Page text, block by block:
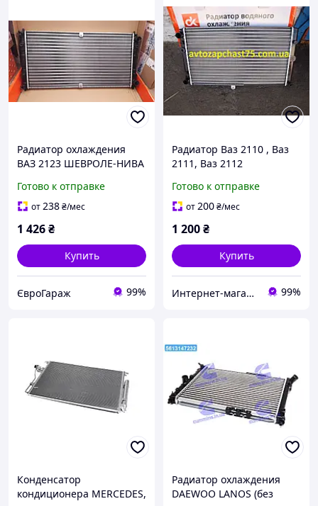
Радиатор охлаждения
ВАЗ 2123 ШЕВРОЛЕ-НИВА
1301012
Готово к отправке
от238₴/мес
1 426₴
Купить
ЄвроГараж 99%
Радиатор Ваз 2110 , Ваз
2111, Ваз 2112
карта, Харьков, Украина)
Готово к отправке
от200₴/мес
1 200₴
Купить
Интернет-магазин автозапчастей 99%
Конденсатор
кондиционера MERCEDES,
Радиатор охлаждения
DAEWOO LANOS (без